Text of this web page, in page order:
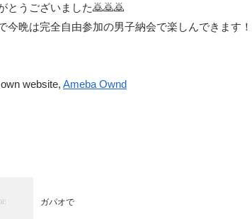
とうございました🙇🙇🙇
今晩は完全自由参加の男子納会で楽しんできます！
website, Ameba Ownd
ガパオで